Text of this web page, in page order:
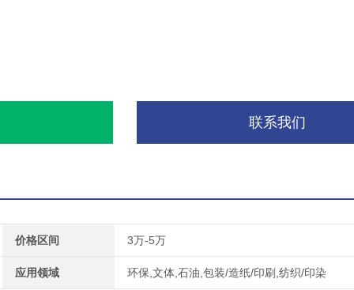
联系我们
价格区间 3万-5万
应用领域 环保,文体,石油,包装/造纸/印刷,纺织/印染